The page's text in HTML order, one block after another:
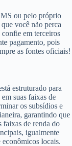
ou pelo próprio
você não perca
em terceiros
pagamento, pois
as fontes oficiais!
estruturado para
suas faixas de
os subsídios e
garantindo que
faixas de renda do
igualmente
econômicos locais.